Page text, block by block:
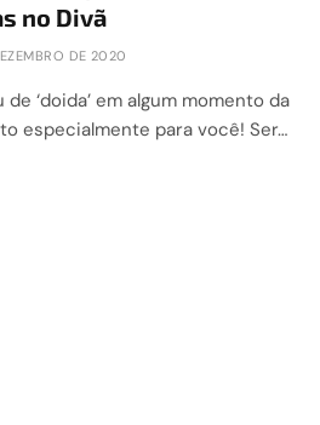
no Divã
DE 2020
‘doida’ em algum momento da
especialmente para você! Ser…